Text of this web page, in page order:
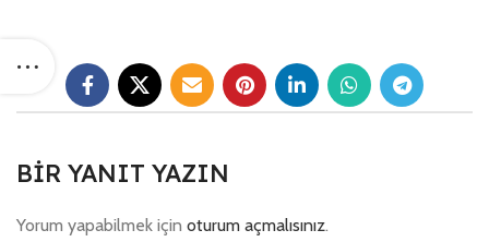
BIR YANIT YAZIN
Yorum yapabilmek için oturum açmalısınız.